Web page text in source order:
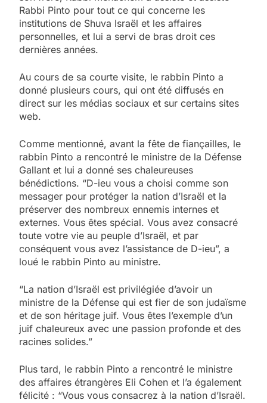
Rabbi Pinto pour tout ce qui concerne les
institutions de Shuva Israël et les affaires
personnelles, et lui a servi de bras droit ces
dernières années.
Au cours de sa courte visite, le rabbin Pinto a
donné plusieurs cours, qui ont été diffusés en
direct sur les médias sociaux et sur certains sites
web.
Comme mentionné, avant la fête de fiançailles, le
rabbin Pinto a rencontré le ministre de la Défense
Gallant et lui a donné ses chaleureuses
bénédictions. “D-ieu vous a choisi comme son
messager pour protéger la nation d’Israël et la
préserver des nombreux ennemis internes et
externes. Vous êtes spécial. Vous avez consacré
toute votre vie au peuple d’Israël, et par
conséquent vous avez l’assistance de D-ieu”, a
loué le rabbin Pinto au ministre.
“La nation d’Israël est privilégiée d’avoir un
ministre de la Défense qui est fier de son judaïsme
et de son héritage juif. Vous êtes l’exemple d’un
juif chaleureux avec une passion profonde et des
racines solides.”
Plus tard, le rabbin Pinto a rencontré le ministre
des affaires étrangères Eli Cohen et l’a également
félicité : “Vous vous consacrez à la nation d’Israël.